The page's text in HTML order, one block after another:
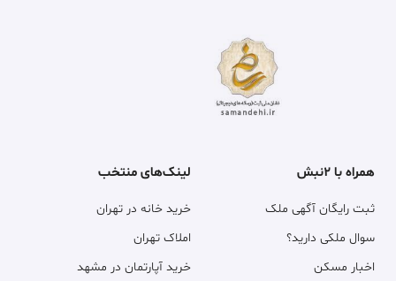
همراه با ۲نبش
ثبت رایگان آگهی ملک
سوال ملکی دارید؟
اخبار مسکن
لینک‌های منتخب
خرید خانه در تهران
املاک تهران
خرید آپارتمان در مشهد